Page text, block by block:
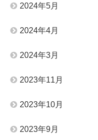
2024年5月
2024年4月
2024年3月
2023年11月
2023年10月
2023年9月